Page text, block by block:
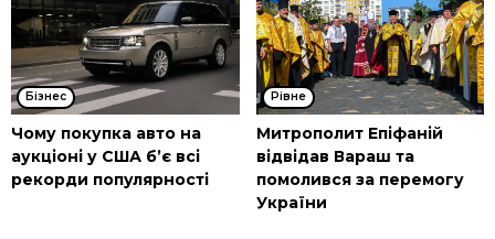
Бізнес
Чому покупка авто на
аукціоні у США б’є всі
рекорди популярності
Рівне
Митрополит Епіфаній
відвідав Вараш та
помолився за перемогу
України